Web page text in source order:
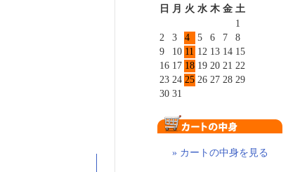
日 月 火 水 木 金 土
1
2
3 4 5 6 7
8
9
10 11 12 13 14 15
16 17 18 19 20 21 22
23 24 25 26 27 28 29
30 31
» カートの中身を見る